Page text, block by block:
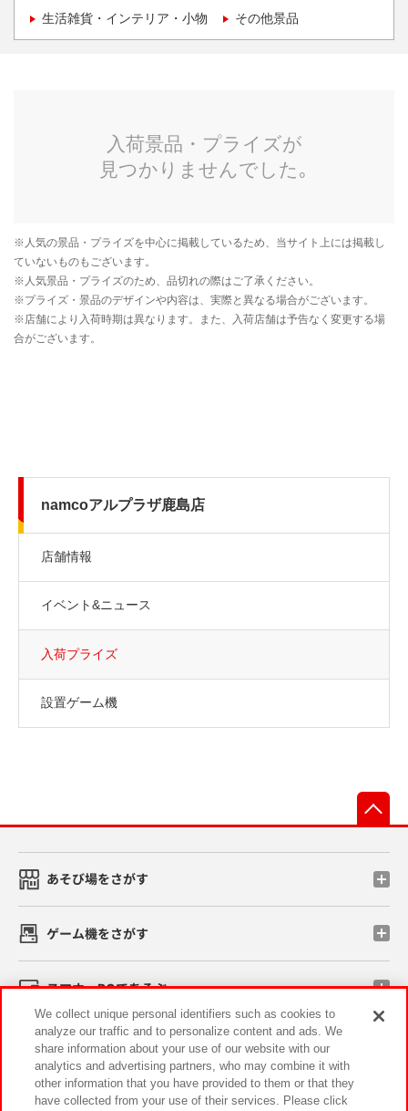
生活雑貨・インテリア・小物 その他景品
namcoアルプラザ鹿島店
店舗情報
イベント&ニュース
入荷プライズ
設置ゲーム機
あそび場をさがす
ゲーム機をさがす
スマホ・PCであそぶ
イベント・キャンペーン
We collect unique personal identifiers such as cookies to
analyze our traffic and to personalize content and ads. We
share information about your use of our website with our
analytics and advertising partners, who may combine it with
other information that you have provided to them or that they
have collected from your use of their services. Please click